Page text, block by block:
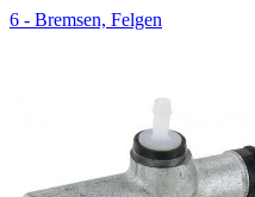
6 - Bremsen, Felgen